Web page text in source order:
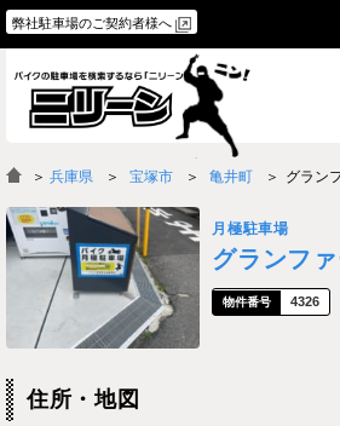
弊社駐車場のご契約者様へ
物件一覧
よくあるご質問
＞ 兵庫県 宝塚市 亀井町 グラン
月極駐車場
グランフ
4326
住所・地図